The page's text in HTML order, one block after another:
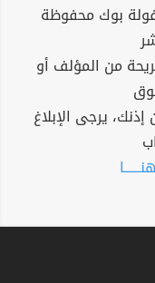
بوك محفوظة
من المؤلف أو
يرجى الإبلاغ
هنــــــا